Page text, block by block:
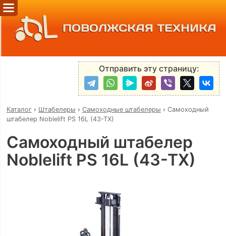
ПОВОЛЖСКАЯ ТЕХНИКА
Отправить эту страницу:
Каталог› Штабелеры › Самоходные штабелеры › Самоходный
штабелер Noblelift PS 16L (43-TX)
Самоходный штабелер
Noblelift PS 16L (43-TX)